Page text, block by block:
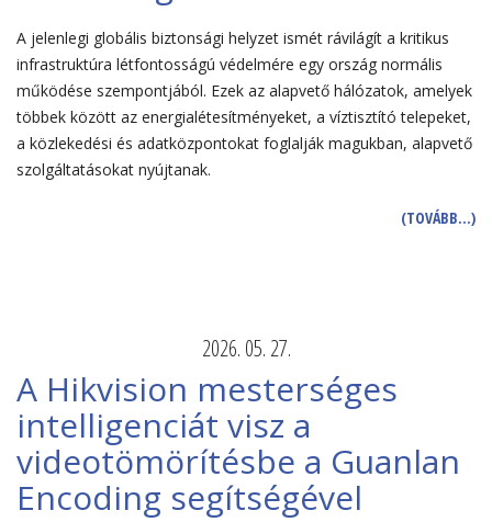
A jelenlegi globális biztonsági helyzet ismét rávilágít a kritikus
infrastruktúra létfontosságú védelmére egy ország normális
működése szempontjából. Ezek az alapvető hálózatok, amelyek
többek között az energialétesítményeket, a víztisztító telepeket,
a közlekedési és adatközpontokat foglalják magukban, alapvető
szolgáltatásokat nyújtanak.
(TOVÁBB…)
2026. 05. 27.
A Hikvision mesterséges
intelligenciát visz a
videotömörítésbe a Guanlan
Encoding segítségével